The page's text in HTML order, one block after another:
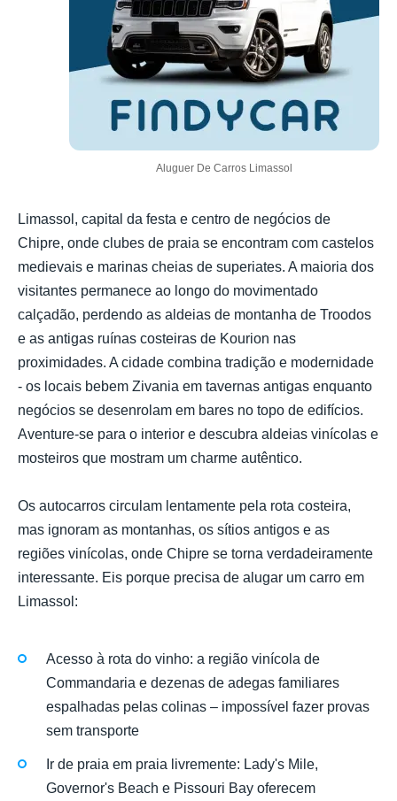
Aluguer De Carros Limassol
Limassol, capital da festa e centro de negócios de
Chipre, onde clubes de praia se encontram com castelos
medievais e marinas cheias de superiates. A maioria dos
visitantes permanece ao longo do movimentado
calçadão, perdendo as aldeias de montanha de Troodos
e as antigas ruínas costeiras de Kourion nas
proximidades. A cidade combina tradição e modernidade
- os locais bebem Zivania em tavernas antigas enquanto
negócios se desenrolam em bares no topo de edifícios.
Aventure-se para o interior e descubra aldeias vinícolas e
mosteiros que mostram um charme autêntico.
Os autocarros circulam lentamente pela rota costeira,
mas ignoram as montanhas, os sítios antigos e as
regiões vinícolas, onde Chipre se torna verdadeiramente
interessante. Eis porque precisa de alugar um carro em
Limassol:
Acesso à rota do vinho: a região vinícola de
Commandaria e dezenas de adegas familiares
espalhadas pelas colinas – impossível fazer provas
sem transporte
Ir de praia em praia livremente: Lady's Mile,
Governor's Beach e Pissouri Bay oferecem